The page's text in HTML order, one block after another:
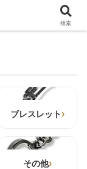
ブレスレット›
その他›
検索